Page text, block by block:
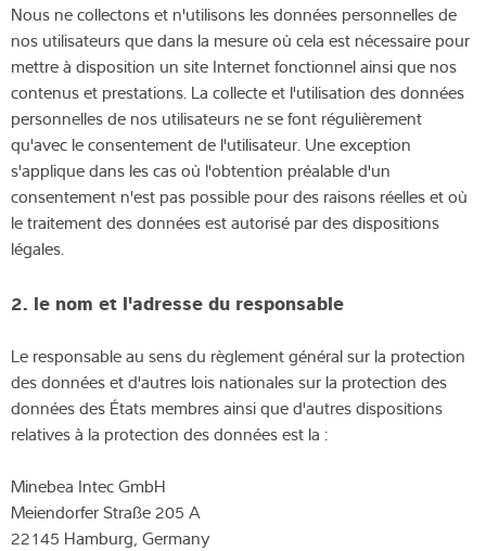
Recherche de produits
Nous ne collectons et n'utilisons les données personnelles de
nos utilisateurs que dans la mesure où cela est nécessaire pour
mettre à disposition un site Internet fonctionnel ainsi que nos
contenus et prestations. La collecte et l'utilisation des données
personnelles de nos utilisateurs ne se font régulièrement
qu'avec le consentement de l'utilisateur. Une exception
s'applique dans les cas où l'obtention préalable d'un
consentement n'est pas possible pour des raisons réelles et où
le traitement des données est autorisé par des dispositions
légales.
2. le nom et l'adresse du responsable
Le responsable au sens du règlement général sur la protection
des données et d'autres lois nationales sur la protection des
données des États membres ainsi que d'autres dispositions
relatives à la protection des données est la :
Minebea Intec GmbH
Meiendorfer Straße 205 A
22145 Hamburg, Germany